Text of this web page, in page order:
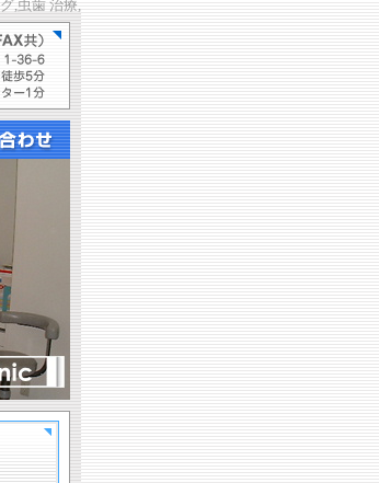
,虫歯 治療,